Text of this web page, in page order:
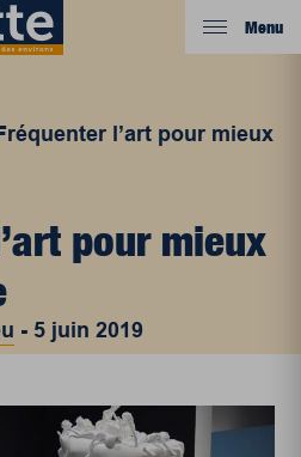
Menu
Fréquenter l’art pour mieux
pour mieux
- 5 juin 2019